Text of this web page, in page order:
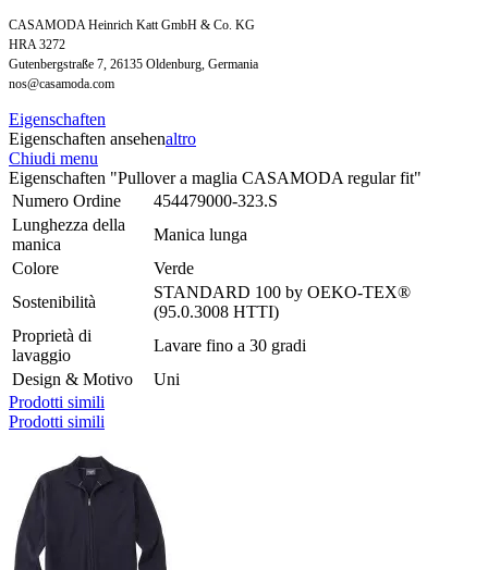
CASAMODA Heinrich Katt GmbH & Co. KG
HRA 3272
Gutenbergstraße 7, 26135 Oldenburg, Germania
nos@casamoda.com
Eigenschaften
Eigenschaften ansehenaltro
Chiudi menu
Eigenschaften "Pullover a maglia CASAMODA regular fit"
Numero Ordine
454479000-323.S
Lunghezza della
manica
Manica lunga
Colore
Verde
Sostenibilità
STANDARD 100 by OEKO-TEX®
(95.0.3008 HTTI)
Proprietà di
lavaggio
Lavare fino a 30 gradi
Design & Motivo
Uni
Prodotti simili
Prodotti simili